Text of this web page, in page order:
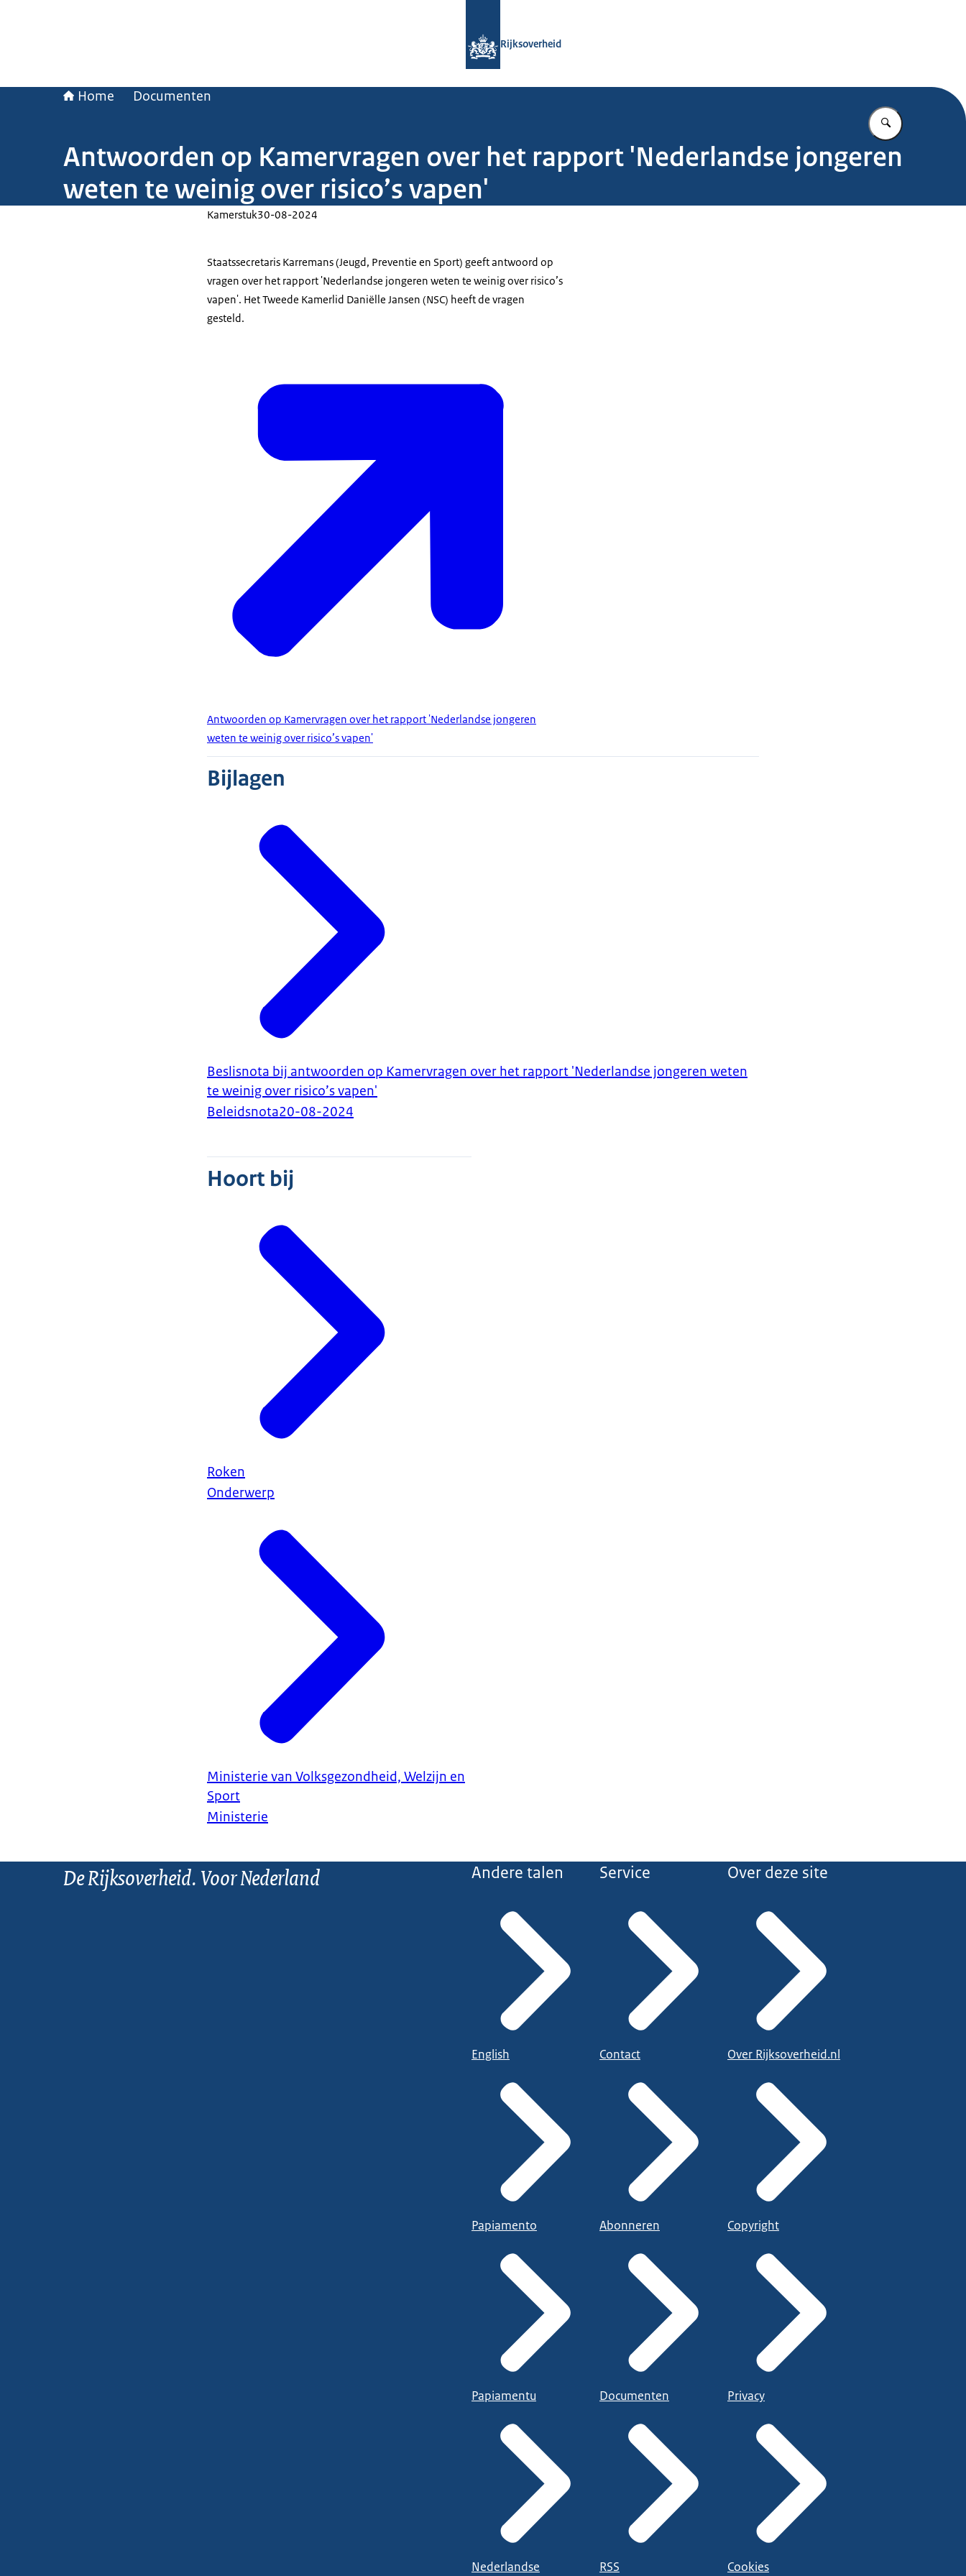
Rijksoverheid
Home Documenten
Vul in wat u
Antwoorden op Kamervragen over het rapport 'Nederlandse jongeren
weten te weinig over risico’s vapen'
Kamerstuk30-08-2024
Staatssecretaris Karremans (Jeugd, Preventie en Sport) geeft antwoord op
vragen over het rapport 'Nederlandse jongeren weten te weinig over risico’s
vapen'. Het Tweede Kamerlid Daniëlle Jansen (NSC) heeft de vragen
gesteld.
Antwoorden op Kamervragen over het rapport 'Nederlandse jongeren
weten te weinig over risico’s vapen'
Bijlagen
Beslisnota bij antwoorden op Kamervragen over het rapport 'Nederlandse jongeren weten
te weinig over risico’s vapen'
Beleidsnota20-08-2024
Hoort bij
Roken
Onderwerp
Ministerie van Volksgezondheid, Welzijn en
Sport
Ministerie
De Rijksoverheid. Voor Nederland Andere talen
English
Papiamento
Papiamentu
Nederlandse
Service
Contact
Abonneren
Documenten
RSS
Over deze site
Over Rijksoverheid.nl
Copyright
Privacy
Cookies